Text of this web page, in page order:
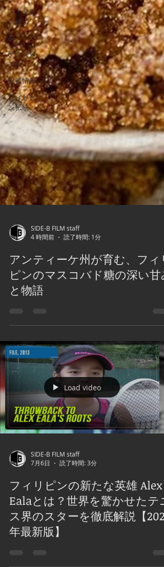
フィリピ
ン経済
AI
テクノロ
ジー
投資情報
フィリピ
ン伝統
SIDE-B FILM staff
4 時間前
読了時間: 1分
アンティーケ州が育む、フィリ
Load video
SIDE-B FILM staff
7月6日
読了時間: 3分
フィリピンの新たな英雄 Alex
Ealaとは？世界を驚かせたテニ